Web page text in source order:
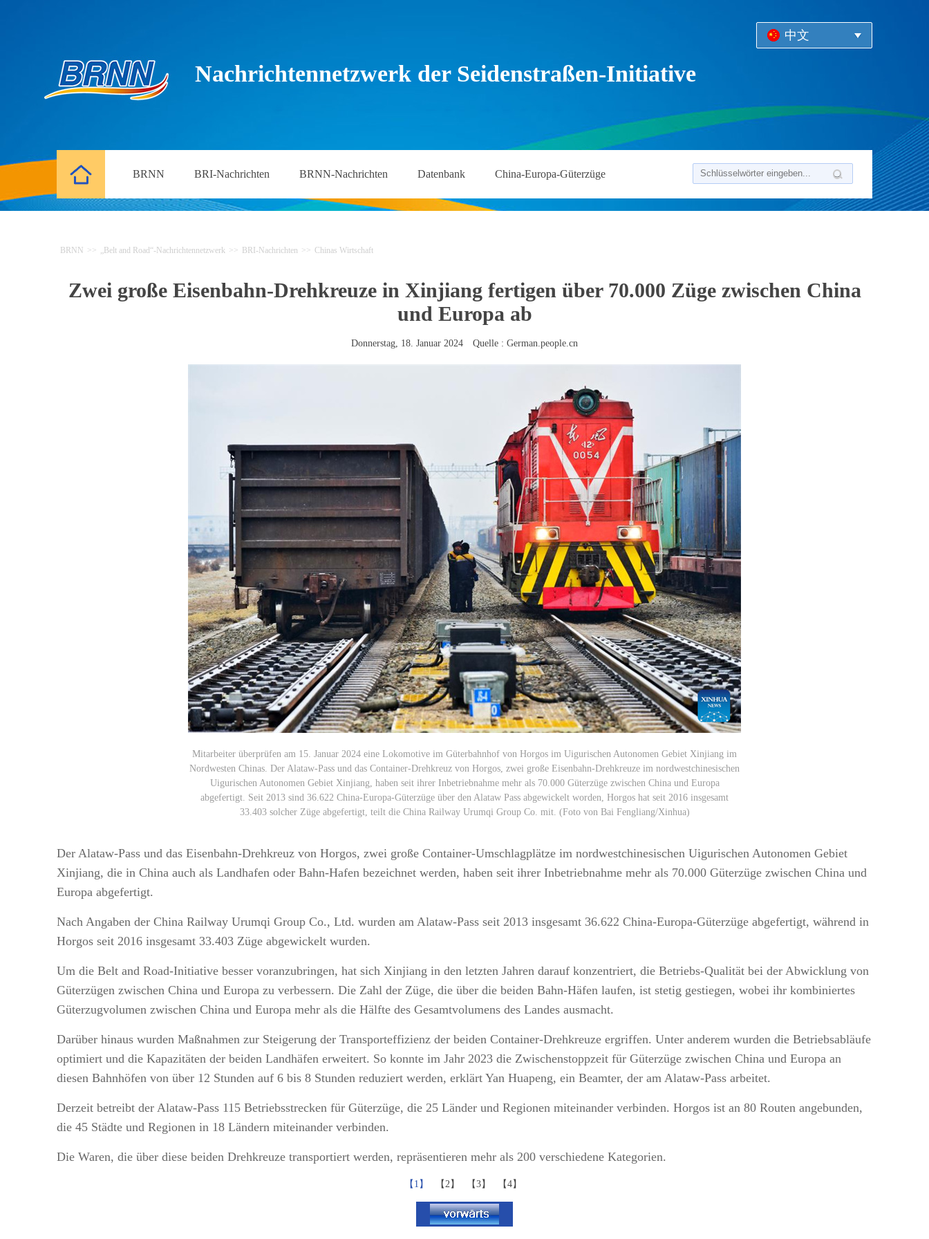
中文
Nachrichtennetzwerk der Seidenstraßen-Initiative
BRNN BRI-Nachrichten BRNN-Nachrichten Datenbank China-Europa-Güterzüge
BRNN >> „Belt and Road“-Nachrichtennetzwerk >> BRI-Nachrichten >> Chinas Wirtschaft
Zwei große Eisenbahn-Drehkreuze in Xinjiang fertigen über 70.000 Züge zwischen China
und Europa ab
Donnerstag, 18. Januar 2024 Quelle : German.people.cn
Mitarbeiter überprüfen am 15. Januar 2024 eine Lokomotive im Güterbahnhof von Horgos im Uigurischen Autonomen Gebiet Xinjiang im
Nordwesten Chinas. Der Alataw-Pass und das Container-Drehkreuz von Horgos, zwei große Eisenbahn-Drehkreuze im nordwestchinesischen
Uigurischen Autonomen Gebiet Xinjiang, haben seit ihrer Inbetriebnahme mehr als 70.000 Güterzüge zwischen China und Europa
abgefertigt. Seit 2013 sind 36.622 China-Europa-Güterzüge über den Alataw Pass abgewickelt worden, Horgos hat seit 2016 insgesamt
33.403 solcher Züge abgefertigt, teilt die China Railway Urumqi Group Co. mit. (Foto von Bai Fengliang/Xinhua)
Der Alataw-Pass und das Eisenbahn-Drehkreuz von Horgos, zwei große Container-Umschlagplätze im nordwestchinesischen Uigurischen Autonomen Gebiet
Xinjiang, die in China auch als Landhafen oder Bahn-Hafen bezeichnet werden, haben seit ihrer Inbetriebnahme mehr als 70.000 Güterzüge zwischen China und
Europa abgefertigt.
Nach Angaben der China Railway Urumqi Group Co., Ltd. wurden am Alataw-Pass seit 2013 insgesamt 36.622 China-Europa-Güterzüge abgefertigt, während in
Horgos seit 2016 insgesamt 33.403 Züge abgewickelt wurden.
Um die Belt and Road-Initiative besser voranzubringen, hat sich Xinjiang in den letzten Jahren darauf konzentriert, die Betriebs-Qualität bei der Abwicklung von
Güterzügen zwischen China und Europa zu verbessern. Die Zahl der Züge, die über die beiden Bahn-Häfen laufen, ist stetig gestiegen, wobei ihr kombiniertes
Güterzugvolumen zwischen China und Europa mehr als die Hälfte des Gesamtvolumens des Landes ausmacht.
Darüber hinaus wurden Maßnahmen zur Steigerung der Transporteffizienz der beiden Container-Drehkreuze ergriffen. Unter anderem wurden die Betriebsabläufe
optimiert und die Kapazitäten der beiden Landhäfen erweitert. So konnte im Jahr 2023 die Zwischenstoppzeit für Güterzüge zwischen China und Europa an
diesen Bahnhöfen von über 12 Stunden auf 6 bis 8 Stunden reduziert werden, erklärt Yan Huapeng, ein Beamter, der am Alataw-Pass arbeitet.
Derzeit betreibt der Alataw-Pass 115 Betriebsstrecken für Güterzüge, die 25 Länder und Regionen miteinander verbinden. Horgos ist an 80 Routen angebunden,
die 45 Städte und Regionen in 18 Ländern miteinander verbinden.
Die Waren, die über diese beiden Drehkreuze transportiert werden, repräsentieren mehr als 200 verschiedene Kategorien.
【1】 【2】 【3】 【4】